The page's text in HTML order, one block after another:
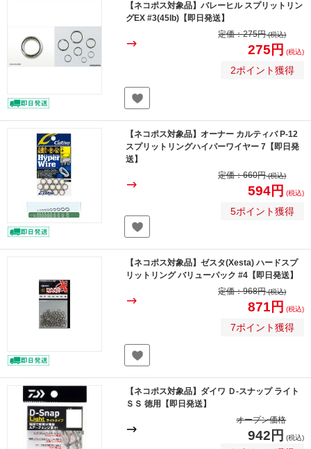
【ネコポス対象品】バレーヒル スプリットリン
グEX #3(45lb)【即日発送】
定価：275円(税込)
275円 (税込)
2ポイント獲得
【ネコポス対象品】オーナー カルティバ P-12
スプリットリングハイパーワイヤー 7【即日発
送】
定価：660円(税込)
594円 (税込)
5ポイント獲得
【ネコポス対象品】ゼスタ(Xesta) ハードスプ
リットリング バリューパック #4【即日発送】
定価：968円(税込)
871円 (税込)
7ポイント獲得
【ネコポス対象品】ダイワ Ｄ-スナップ ライト
ＳＳ 徳用【即日発送】
オープン価格
942円 (税込)